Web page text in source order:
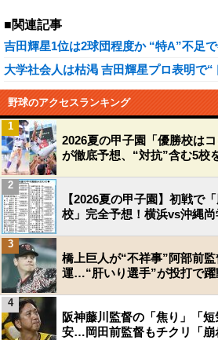
■関連記事
吉田輝星1位は2球団程度か “特A”不足
大学社会人は枯渇 吉田輝星プロ表明で“
野球のアクセスランキング
2026夏の甲子園「優勝校は
が徹底予想、“対抗”含む5校
1
【2026夏の甲子園】初戦で
校」完全予想！横浜vs沖縄
2
橋上巨人が“不祥事”阿部前
運…“肝いり選手”が投打で躍
3
阪神藤川監督の「焦り」「
安…岡田前監督もチクリ「崩
4